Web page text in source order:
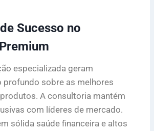
Sucesso no
especializada geram
profundo sobre as melhores
A consultoria mantém
com líderes de mercado.
sólida saúde financeira e altos